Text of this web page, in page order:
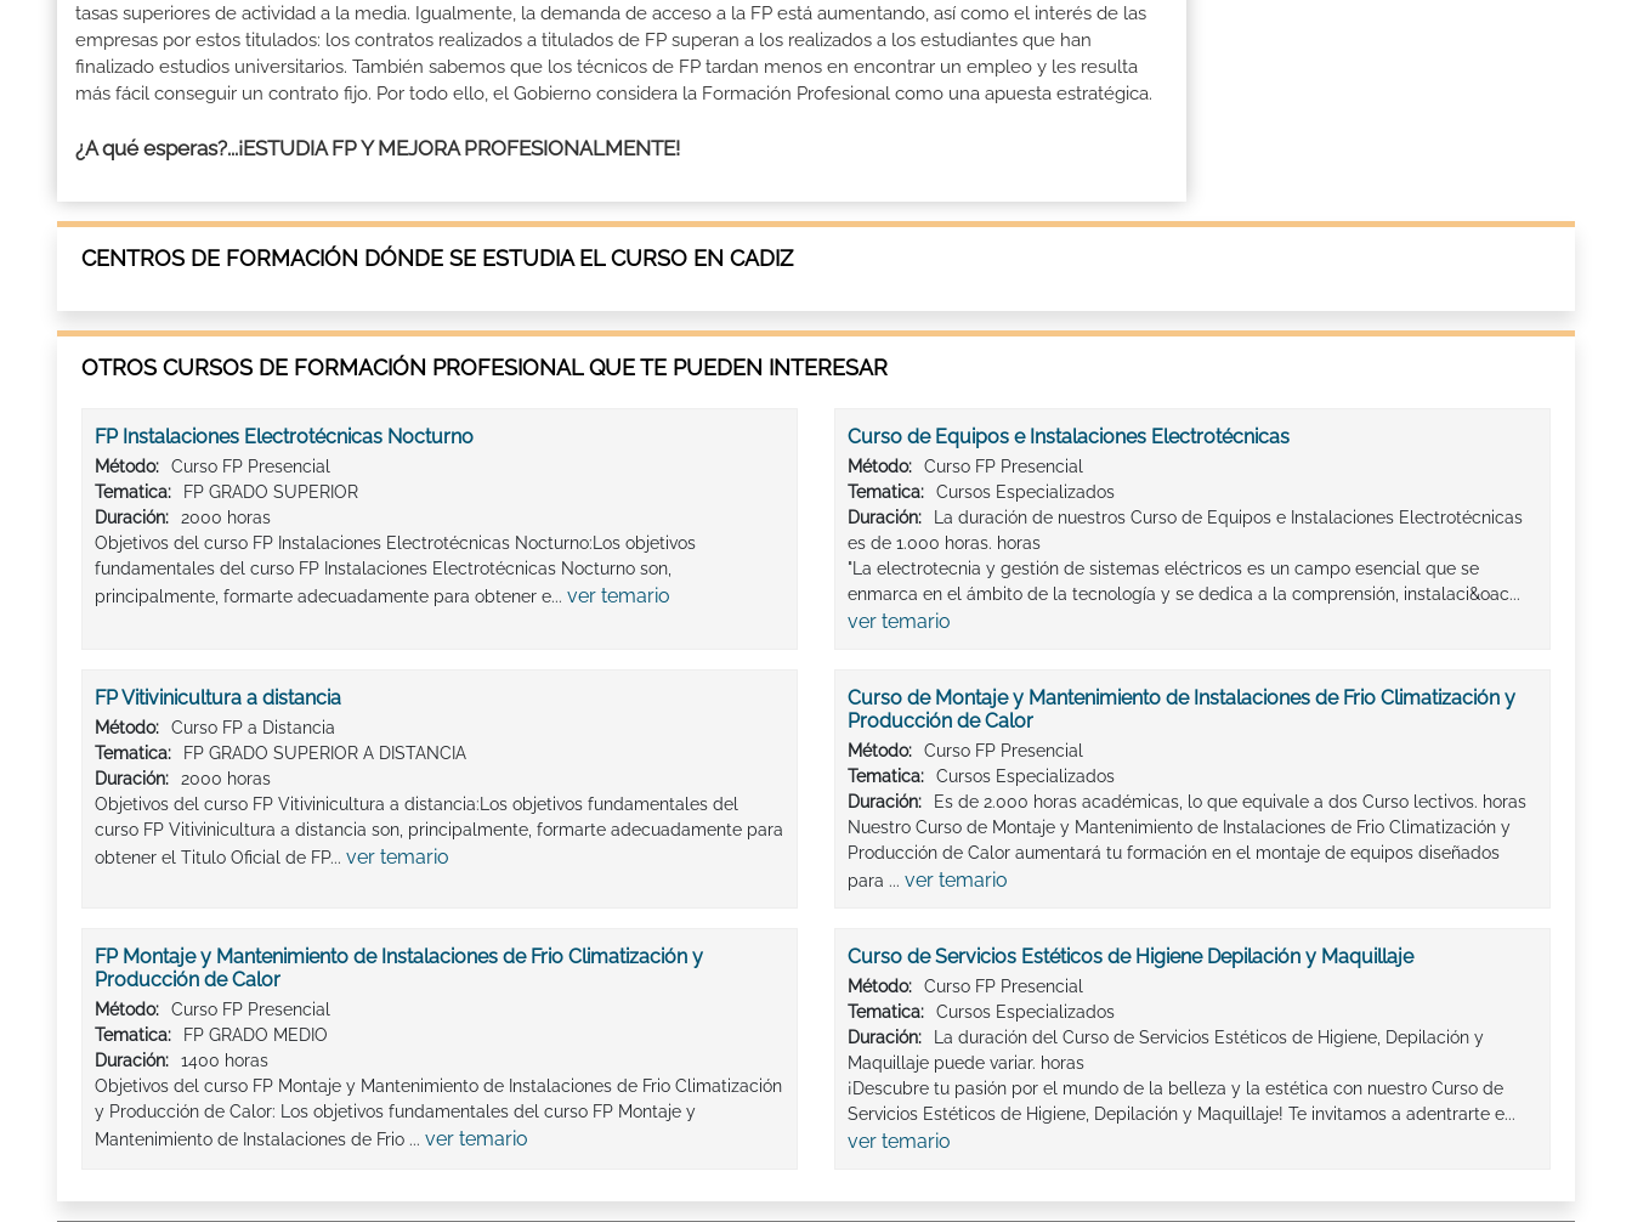
tasas superiores de actividad a la media. Igualmente, la demanda de acceso a la FP está aumentando, así como el interés de las
empresas por estos titulados: los contratos realizados a titulados de FP superan a los realizados a los estudiantes que han
finalizado estudios universitarios. También sabemos que los técnicos de FP tardan menos en encontrar un empleo y les resulta
más fácil conseguir un contrato fijo. Por todo ello, el Gobierno considera la Formación Profesional como una apuesta estratégica.
¿A qué esperas?...¡ESTUDIA FP Y MEJORA PROFESIONALMENTE!
CENTROS DE FORMACIÓN DÓNDE SE ESTUDIA EL CURSO EN CADIZ
OTROS CURSOS DE FORMACIÓN PROFESIONAL QUE TE PUEDEN INTERESAR
FP Instalaciones Electrotécnicas Nocturno
Método:
Curso FP Presencial
Tematica:
FP GRADO SUPERIOR
Duración:
2000 horas
Objetivos del curso FP Instalaciones Electrotécnicas Nocturno:Los objetivos
fundamentales del curso FP Instalaciones Electrotécnicas Nocturno son,
principalmente, formarte adecuadamente para obtener e... ver temario
Curso de Equipos e Instalaciones Electrotécnicas
Método:
Curso FP Presencial
Tematica:
Cursos Especializados
Duración:
La duración de nuestros Curso de Equipos e Instalaciones Electrotécnicas
es de 1.000 horas. horas
"La electrotecnia y gestión de sistemas eléctricos es un campo esencial que se
enmarca en el ámbito de la tecnología y se dedica a la comprensión, instalaci&oac...
ver temario
FP Vitivinicultura a distancia
Método:
Curso FP a Distancia
Tematica:
FP GRADO SUPERIOR A DISTANCIA
Duración:
2000 horas
Objetivos del curso FP Vitivinicultura a distancia:Los objetivos fundamentales del
curso FP Vitivinicultura a distancia son, principalmente, formarte adecuadamente para
obtener el Titulo Oficial de FP... ver temario
Curso de Montaje y Mantenimiento de Instalaciones de Frio Climatización y
Producción de Calor
Método:
Curso FP Presencial
Tematica:
Cursos Especializados
Duración:
Es de 2.000 horas académicas, lo que equivale a dos Curso lectivos. horas
Nuestro Curso de Montaje y Mantenimiento de Instalaciones de Frio Climatización y
Producción de Calor aumentará tu formación en el montaje de equipos diseñados
para ... ver temario
FP Montaje y Mantenimiento de Instalaciones de Frio Climatización y
Producción de Calor
Método:
Curso FP Presencial
Tematica:
FP GRADO MEDIO
Duración:
1400 horas
Objetivos del curso FP Montaje y Mantenimiento de Instalaciones de Frio Climatización
y Producción de Calor: Los objetivos fundamentales del curso FP Montaje y
Mantenimiento de Instalaciones de Frio ... ver temario
Curso de Servicios Estéticos de Higiene Depilación y Maquillaje
Método:
Curso FP Presencial
Tematica:
Cursos Especializados
Duración:
La duración del Curso de Servicios Estéticos de Higiene, Depilación y
Maquillaje puede variar. horas
¡Descubre tu pasión por el mundo de la belleza y la estética con nuestro Curso de
Servicios Estéticos de Higiene, Depilación y Maquillaje! Te invitamos a adentrarte e...
ver temario